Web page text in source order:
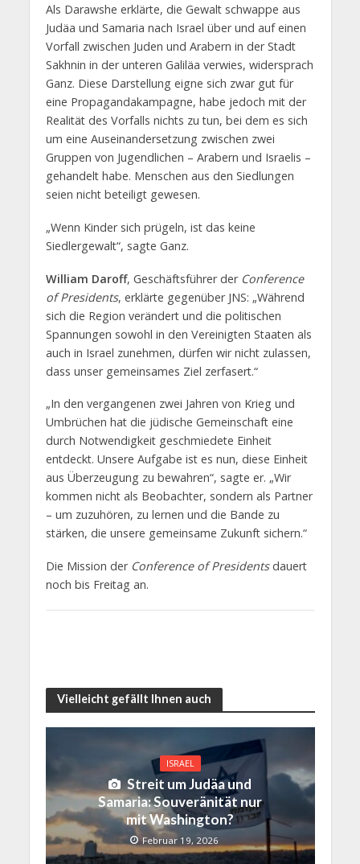
Als Darawshe erklärte, die Gewalt schwappe aus
Judäa und Samaria nach Israel über und auf einen
Vorfall zwischen Juden und Arabern in der Stadt
Sakhnin in der unteren Galiläa verwies, widersprach
Ganz. Diese Darstellung eigne sich zwar gut für
eine Propagandakampagne, habe jedoch mit der
Realität des Vorfalls nichts zu tun, bei dem es sich
um eine Auseinandersetzung zwischen zwei
Gruppen von Jugendlichen – Arabern und Israelis –
gehandelt habe. Menschen aus den Siedlungen
seien nicht beteiligt gewesen.
„Wenn Kinder sich prügeln, ist das keine
Siedlergewalt“, sagte Ganz.
William Daroff, Geschäftsführer der Conference
of Presidents, erklärte gegenüber JNS: „Während
sich die Region verändert und die politischen
Spannungen sowohl in den Vereinigten Staaten als
auch in Israel zunehmen, dürfen wir nicht zulassen,
dass unser gemeinsames Ziel zerfasert.“
„In den vergangenen zwei Jahren von Krieg und
Umbrüchen hat die jüdische Gemeinschaft eine
durch Notwendigkeit geschmiedete Einheit
entdeckt. Unsere Aufgabe ist es nun, diese Einheit
aus Überzeugung zu bewahren“, sagte er. „Wir
kommen nicht als Beobachter, sondern als Partner
– um zuzuhören, zu lernen und die Bande zu
stärken, die unsere gemeinsame Zukunft sichern.“
Die Mission der Conference of Presidentsdauert
noch bis Freitag an.
Vielleicht gefällt Ihnen auch
ISRAEL
Streit um Judäa und
Samaria: Souveränität nur
mit Washington?
Februar 19, 2026